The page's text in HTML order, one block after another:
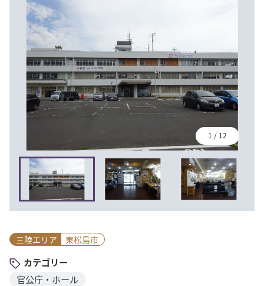
1 / 12
三陸エリア 東松島市
カテゴリー
官公庁・ホール